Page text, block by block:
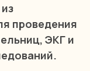
проведения
ЭКГ и